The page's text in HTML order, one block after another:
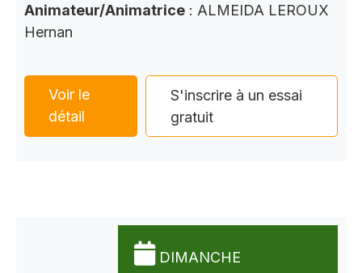
Animateur/Animatrice : ALMEIDA LEROUX
Hernan
Voir le
détail
S'inscrire à un essai
gratuit
DIMANCHE